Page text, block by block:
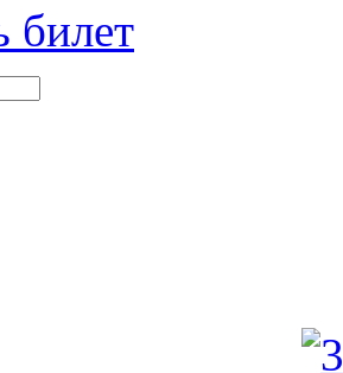
билет